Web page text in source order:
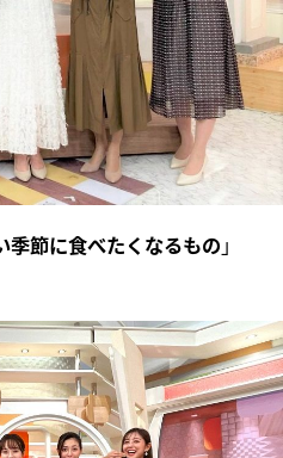
季節に食べたくなるもの 」